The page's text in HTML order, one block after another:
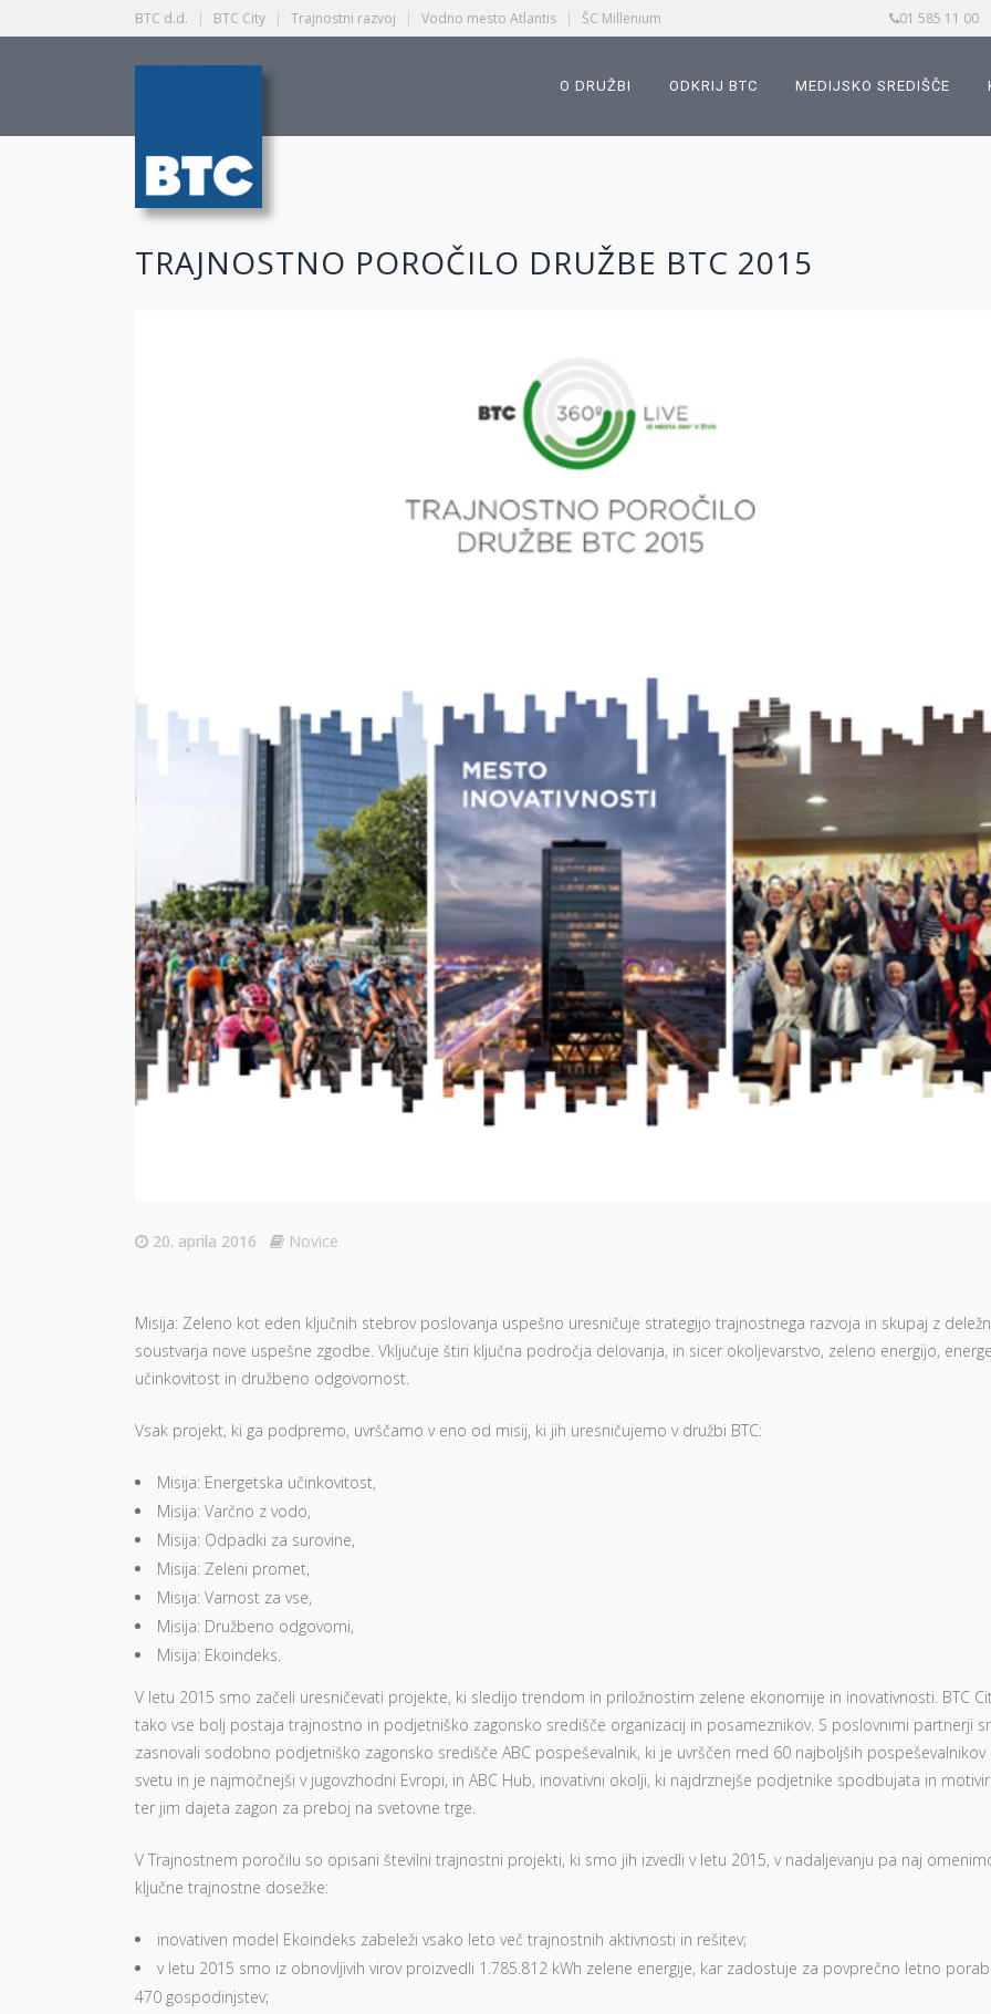
BTC d.d. | BTC City | Trajnostni razvoj | Vodno mesto Atlantis | ŠC Millenium 01 585 11 00
O DRUŽBI ODKRIJ BTC MEDIJSKO SREDIŠČE
TRAJNOSTNO POROČILO DRUŽBE BTC 2015
20. aprila 2016 Novice
Misija: Zeleno kot eden ključnih stebrov poslovanja uspešno uresničuje strategijo trajnostnega razvoja in skupaj z
soustvarja nove uspešne zgodbe. Vključuje štiri ključna področja delovanja, in sicer okoljevarstvo, zeleno energijo,
učinkovitost in družbeno odgovornost.
Vsak projekt, ki ga podpremo, uvrščamo v eno od misij, ki jih uresničujemo v družbi BTC:
Misija: Energetska učinkovitost,
Misija: Varčno z vodo,
Misija: Odpadki za surovine,
Misija: Zeleni promet,
Misija: Varnost za vse,
Misija: Družbeno odgovorni,
Misija: Ekoindeks.
V letu 2015 smo začeli uresničevati projekte, ki sledijo trendom in priložnostim zelene ekonomije in inovativnosti. BTC
tako vse bolj postaja trajnostno in podjetniško zagonsko središče organizacij in posameznikov. S poslovnimi partnerji
zasnovali sodobno podjetniško zagonsko središče ABC pospeševalnik, ki je uvrščen med 60 najboljših pospeševalnikov
svetu in je najmočnejši v jugovzhodni Evropi, in ABC Hub, inovativni okolji, ki najdrznejše podjetnike spodbujata in
ter jim dajeta zagon za preboj na svetovne trge.
V Trajnostnem poročilu so opisani številni trajnostni projekti, ki smo jih izvedli v letu 2015, v nadaljevanju pa naj
ključne trajnostne dosežke:
inovativen model Ekoindeks zabeleži vsako leto več trajnostnih aktivnosti in rešitev;
v letu 2015 smo iz obnovljivih virov proizvedli 1.785.812 kWh zelene energije, kar zadostuje za povprečno letno
470 gospodinjstev;